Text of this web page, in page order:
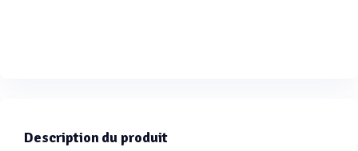
Description du produit